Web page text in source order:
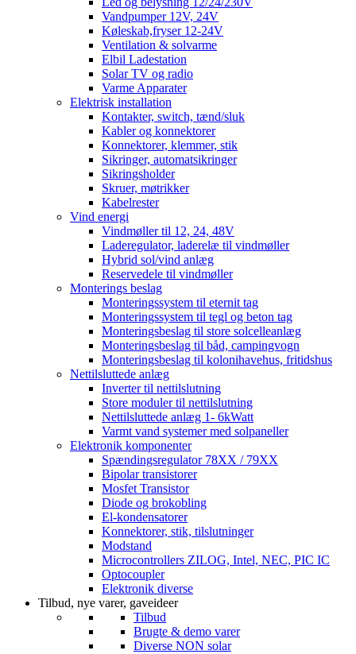
Vandpumper 12V, 24V
Køleskab,fryser 12-24V
Ventilation & solvarme
Elbil Ladestation
Solar TV og radio
Varme Apparater
Elektrisk installation
Kontakter, switch, tænd/sluk
Kabler og konnektorer
Konnektorer, klemmer, stik
Sikringer, automatsikringer
Sikringsholder
Skruer, møtrikker
Kabelrester
Vind energi
Vindmøller til 12, 24, 48V
Laderegulator, laderelæ til vindmøller
Hybrid sol/vind anlæg
Reservedele til vindmøller
Monterings beslag
Monteringssystem til eternit tag
Monteringssystem til tegl og beton tag
Monteringsbeslag til store solcelleanlæg
Monteringsbeslag til båd, campingvogn
Monteringsbeslag til kolonihavehus, fritidshus
Nettilsluttede anlæg
Inverter til nettilslutning
Store moduler til nettilslutning
Nettilsluttede anlæg 1- 6kWatt
Varmt vand systemer med solpaneller
Elektronik komponenter
Spændingsregulator 78XX / 79XX
Bipolar transistorer
Mosfet Transistor
Diode og brokobling
El-kondensatorer
Konnektorer, stik, tilslutninger
Modstand
Microcontrollers ZILOG, Intel, NEC, PIC IC
Optocoupler
Elektronik diverse
Tilbud, nye varer, gaveideer
Tilbud
Brugte & demo varer
Diverse NON solar